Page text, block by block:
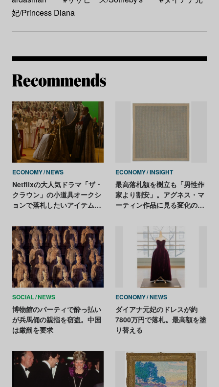
妃/Princess Diana
ECONOMY NEWS
Netflixの大人気ドラマ「ザ・
クラウン」の小道具オークシ
ョンで落札したいアイテム5
グラムの設立資金に
ECONOMY INSIGHT
最高落札額を樹立も「男性作
家より割安」。アグネス・マ
ーティン作品に見る変化の兆
SOCIAL NEWS
博物館のパーティで酔っ払い
が兵馬俑の親指を窃盗。中国
は厳罰を要求
ECONOMY NEWS
ダイアナ元妃のドレスが約
7800万円で落札。最高額を塗
り替える